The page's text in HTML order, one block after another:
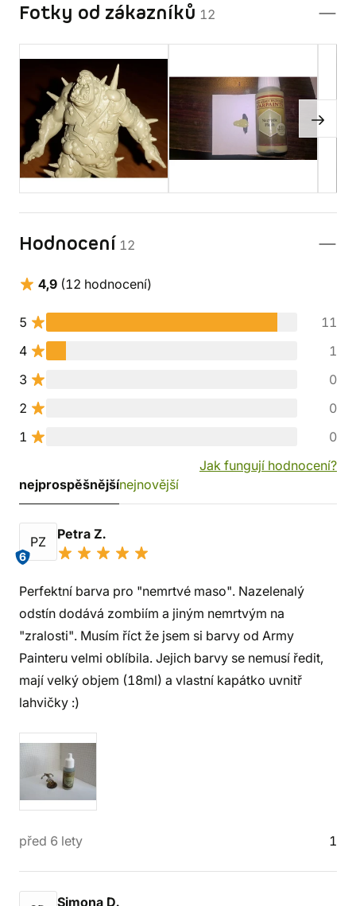
Fotky od zákazníků 12
Hodnocení 12
4,9 (12 hodnocení)
5
11
4
1
3
0
2
0
1
0
Jak fungují hodnocení?
nejprospěšnějšínejnovější
PZ
6
Petra Z.
Perfektní barva pro "nemrtvé maso". Nazelenalý
odstín dodává zombiím a jiným nemrtvým na
"zralosti". Musím říct že jsem si barvy od Army
Painteru velmi oblíbila. Jejich barvy se nemusí ředit,
mají velký objem (18ml) a vlastní kapátko uvnitř
lahvičky :)
před 6 lety 1
Simona D.